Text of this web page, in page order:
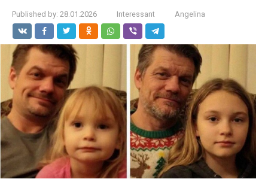
Published by: 28.01.2026 Interessant Angelina